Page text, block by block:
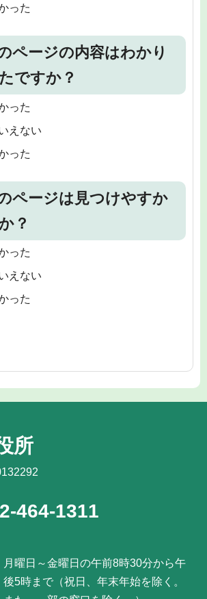
った
ページの内容はわかり
ですか？
った
えない
った
ページは見つけやすか
？
った
えない
った
所
464-1311
月曜日～金曜日の午前8時30分から午
後5時まで（祝日、年末年始を除く。